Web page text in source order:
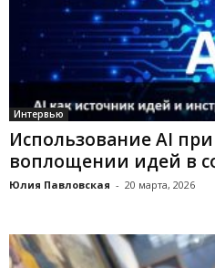
Интервью
Использование AI
воплощении идей в
Юлия Павловская - 20 марта, 2026